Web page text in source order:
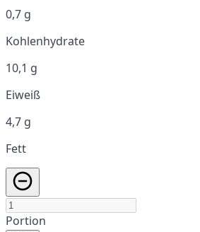
0,7 g
Kohlenhydrate
10,1 g
Eiweiß
4,7 g
Fett
Portion